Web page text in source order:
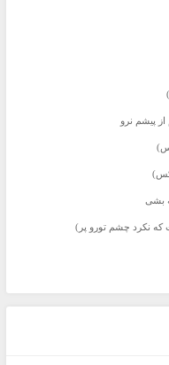
پیشم نرو
بشی
که نکرد چشم تورو پر)